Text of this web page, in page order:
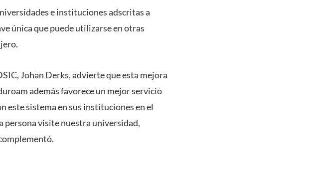
e instituciones adscritas a
única que puede utilizarse en otras
Johan Derks, advierte que esta mejora
además favorece un mejor servicio
este sistema en sus instituciones en el
persona visite nuestra universidad,